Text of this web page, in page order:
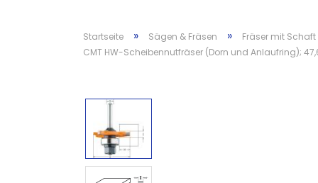
Startseite » Sägen & Fräsen » Fräser mit Schaft
CMT HW-Scheibennutfräser (Dorn und Anlaufring);